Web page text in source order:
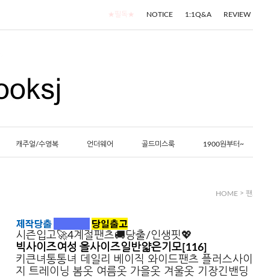
★필독★ NOTICE 1:1Q&A REVIEW
캐주얼/수영복 언더웨어 골드미스룩 1900원부터~
HOME >
시즌입고🚀4계절팬츠🚚당출/인생핏💖
빅사이즈여성 올사이즈일반얇은기모[116]
키큰녀통통녀 데일리 베이직 와이드팬츠 플러스사
지 트레이닝 봄옷 여름옷 가을옷 겨울옷 기장긴밴딩